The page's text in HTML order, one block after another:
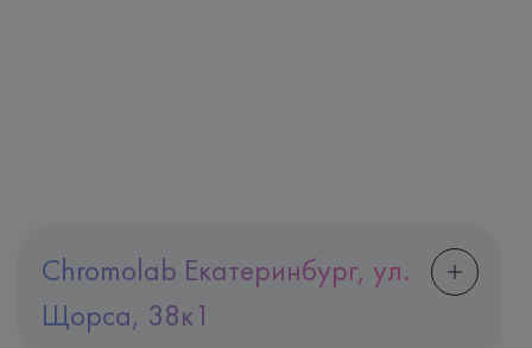
Chromolab Екатеринбург, ул.
Щорса, 38к1